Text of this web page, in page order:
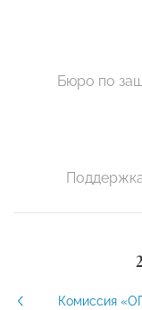
Бюро по
Комиссия